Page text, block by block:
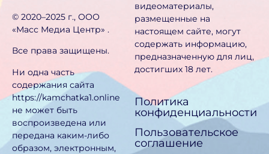
©️ 2020–2025 г., ООО
«Масс Медиа Центр» .
Все права защищены.
Ни одна часть
содержания сайта
https://kamchatka1.online
не может быть
воспроизведена или
передана каким-либо
образом, электронным,
видеоматериалы,
размещенные на
настоящем сайте, могут
содержать информацию,
предназначен­ную для лиц,
достигших 18 лет.
Политика
конфиденциальности
Пользовательское
соглашение